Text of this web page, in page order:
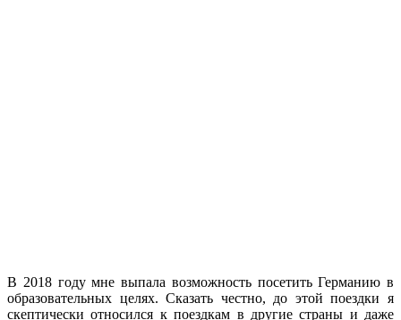
В 2018 году мне выпала возможность посетить Германию в
образовательных целях. Сказать честно, до этой поездки я
скептически относился к поездкам в другие страны и даже